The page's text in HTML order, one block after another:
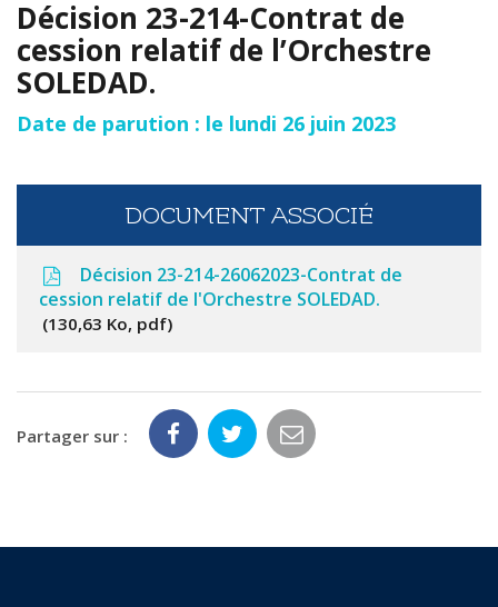
Décision 23-214-Contrat de
cession relatif de l’Orchestre
SOLEDAD.
Date de parution : le lundi 26 juin 2023
DOCUMENT ASSOCIÉ
Décision 23-214-26062023-Contrat de
cession relatif de l'Orchestre SOLEDAD.
130,63 Ko, pdf
Partager sur :